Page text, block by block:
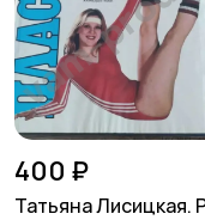
400 ₽
Татьяна Лисицкая.